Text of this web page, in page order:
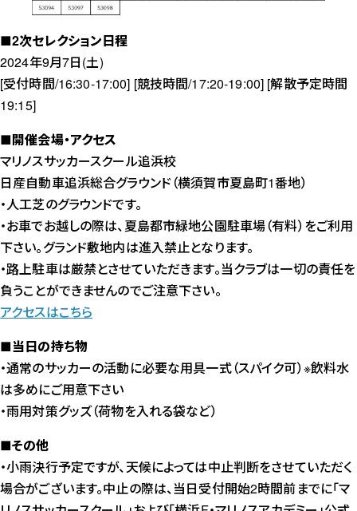
■2次セレクション日程
2024年9月7日(土)
[受付時間/16:30-17:00] [競技時間/17:20-19:00] [解散予定時間
19:15]
■開催会場・アクセス
マリノスサッカースクール追浜校
日産自動車追浜総合グラウンド（横須賀市夏島町1番地）
・人工芝のグラウンドです。
・お車でお越しの際は、夏島都市緑地公園駐車場（有料）をご利用
下さい。グランド敷地内は進入禁止となります。
・路上駐車は厳禁とさせていただきます。当クラブは一切の責任を
負うことができませんのでご注意下さい。
アクセスはこちら
■当日の持ち物
・通常のサッカーの活動に必要な用具一式（スパイク可）※飲料水
は多めにご用意下さい
・雨用対策グッズ（荷物を入れる袋など）
■その他
・小雨決行予定ですが、天候によっては中止判断をさせていただく
場合がございます。中止の際は、当日受付開始2時間前までに「マ